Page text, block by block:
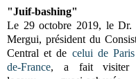
"Juif-bashing"
Le 29 octobre 2019, le Dr.
Mergui, président du
Central et de celui de
de-France, a fait visiter